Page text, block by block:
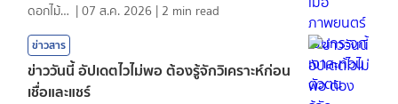
ดอกไม้กับสายน้ำ |07 ส.ค. 2026 | 2 min read
ข่าวสาร
ข่าววันนี้ อัปเดตไวไม่พอ ต้องรู้จักวิเคราะห์ก่อน
เชื่อและแชร์